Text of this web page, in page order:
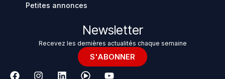
Petites annonces
Newsletter
Recevez les dernières actualités chaque semaine
S'ABONNER